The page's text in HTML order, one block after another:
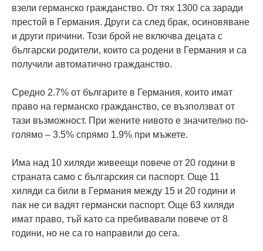
взели германско гражданство. От тях 1300 са заради
престой в Германия. Други са след брак, осиновяване
и други причини. Този брой не включва децата с
български родители, които са родени в Германия и са
получили автоматично гражданство.
Средно 2.7% от българите в Германия, които имат
право на германско гражданство, се възползват от
тази възможност. При жените нивото е значително по-
голямо – 3.5% спрямо 1.9% при мъжете.
Има над 10 хиляди живеещи повече от 20 години в
страната само с българския си паспорт. Още 11
хиляди са били в Германия между 15 и 20 години и
пак не си вадят германски паспорт. Още 63 хиляди
имат право, тъй като са пребивавали повече от 8
години, но не са го направили до сега.